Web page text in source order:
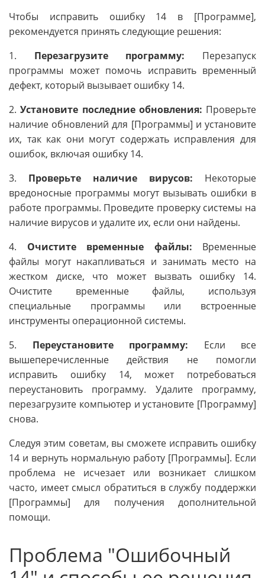
Чтобы исправить ошибку 14 в [Программе],
рекомендуется принять следующие решения:
1. Перезагрузите программу: Перезапуск
программы может помочь исправить временный
дефект, который вызывает ошибку 14.
2.Установите последние обновления: Проверьте
наличие обновлений для [Программы] и установите
их, так как они могут содержать исправления для
ошибок, включая ошибку 14.
3. Проверьте наличие вирусов: Некоторые
вредоносные программы могут вызывать ошибки в
работе программы. Проведите проверку системы на
наличие вирусов и удалите их, если они найдены.
4. Очистите временные файлы: Временные
файлы могут накапливаться и занимать место на
жестком диске, что может вызвать ошибку 14.
Очистите временные файлы, используя
специальные программы или встроенные
инструменты операционной системы.
5. Переустановите программу: Если все
вышеперечисленные действия не помогли
исправить ошибку 14, может потребоваться
переустановить программу. Удалите программу,
перезагрузите компьютер и установите [Программу]
снова.
Следуя этим советам, вы сможете исправить ошибку
14 и вернуть нормальную работу [Программы]. Если
проблема не исчезает или возникает слишком
часто, имеет смысл обратиться в службу поддержки
[Программы] для получения дополнительной
помощи.
Проблема "Ошибочный